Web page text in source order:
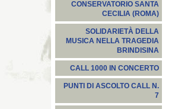
CONSERVATORIO SANTA
CECILIA (ROMA)
SOLIDARIETÀ DELLA
MUSICA NELLA TRAGEDIA
BRINDISINA
CALL 1000 IN CONCERTO
PUNTI DI ASCOLTO CALL N.
7